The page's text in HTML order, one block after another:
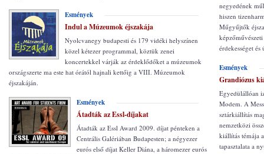
Esmények
Indul a Múzeumok éjszakája
Nyolcvanegy budapesti és 179 vidéki helyszínen
közel kétezer programmal, köztük zenei
koncertekkel várják az érdeklődőket a múzeumok
országszerte ma este hat órától hajnali kettőig a VIII. Múzeumok
éjszakáján.
Esmények
Átadták az Essl-díjakat
Átadták az Essl Award 2009. díjat pénteken a
Centrális Galériában Budapesten; a négyezer
eurós első díjat Keller Diána, a háromezer eurós
negyedének
hiszen
Műgyűjtők
érdekességet
Esmények
Grandiózus
Egyedülállóan
Modem. A
sztárkiállítás
nemzetközi
kiállítás témája
tapasztalata a